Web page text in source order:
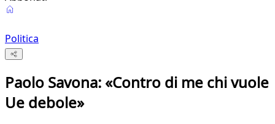
Politica
Paolo Savona: «Contro di me chi vuole
Ue debole»